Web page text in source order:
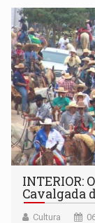
Pedro Geovar
(NOVO)
INTERIOR:
Cavalgada
Cultura